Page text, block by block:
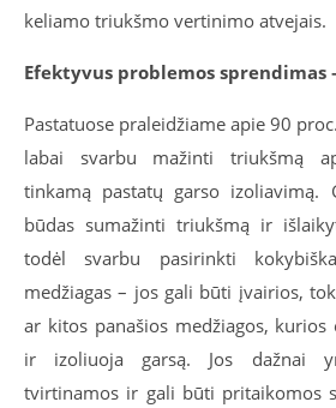
keliamo triukšmo vertinimo atvejais.
Efektyvus problemos sprendimas
Pastatuose praleidžiame apie 90
labai svarbu mažinti triukšmą
tinkamą pastatų garso izoliavimą.
būdas sumažinti triukšmą ir
todėl svarbu pasirinkti
medžiagas – jos gali būti įvairios,
ar kitos panašios medžiagos, kurios
ir izoliuoja garsą. Jos dažnai
tvirtinamos ir gali būti pritaikomos